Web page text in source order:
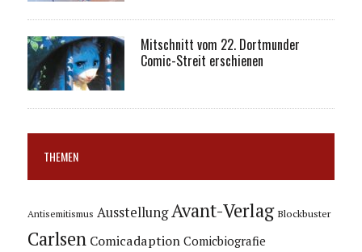
Mitschnitt vom 22. Dortmunder
Comic-Streit erschienen
THEMEN
Antisemitismus Ausstellung Avant-Verlag Blockbuster
Carlsen Comicadaption Comicbiografie